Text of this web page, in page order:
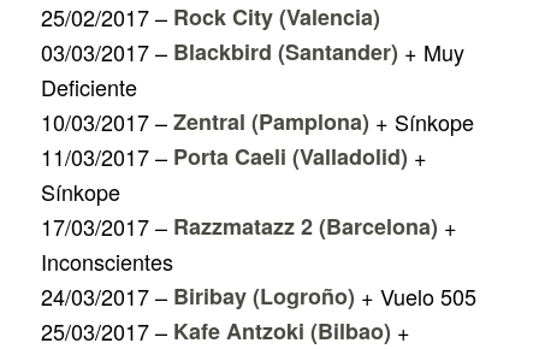
25/02/2017 – Rock City (Valencia)
03/03/2017 – Blackbird (Santander) + Muy
Deficiente
10/03/2017 –Zentral (Pamplona) + Sínkope
11/03/2017 – Porta Caeli (Valladolid) +
Sínkope
17/03/2017 – Razzmatazz 2 (Barcelona) +
Inconscientes
24/03/2017 – Biribay (Logroño) + Vuelo 505
25/03/2017 – Kafe Antzoki (Bilbao) +